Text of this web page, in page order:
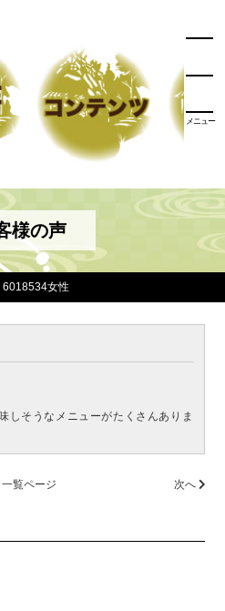
メニュー
様の声
6018534女性
しそうなメニューがたくさんありま
一覧ページ 次へ